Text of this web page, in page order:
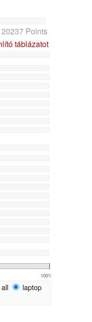
Points
táblázatot
100%
all
laptop